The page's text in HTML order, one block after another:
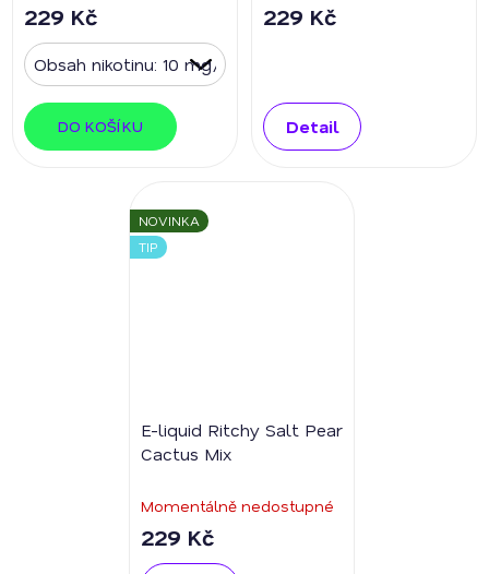
229 Kč
DO KOŠÍKU
229 Kč
Detail
NOVINKA
TIP
E-liquid Ritchy Salt Pear
Cactus Mix
Momentálně nedostupné
229 Kč